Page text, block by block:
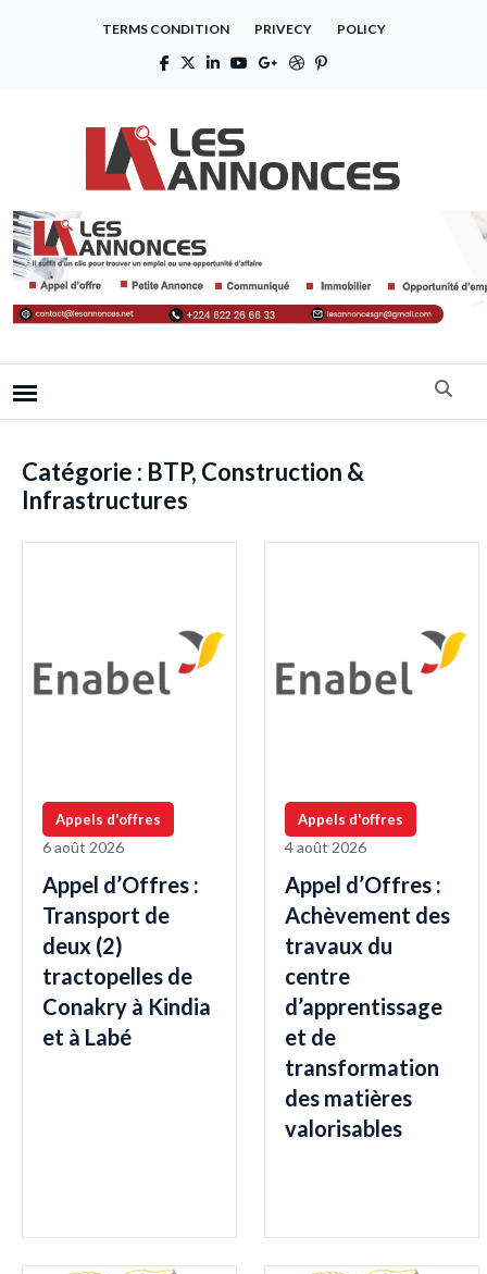
TERMS CONDITION PRIVECY POLICY
Catégorie : BTP, Construction &
Infrastructures
Appels d'offres
6 août 2026
Appel d’Offres :
Transport de
deux (2)
tractopelles de
Conakry à Kindia
et à Labé
Appels d'offres
4 août 2026
Appel d’Offres :
Achèvement des
travaux du
centre
d’apprentissage
et de
transformation
des matières
valorisables